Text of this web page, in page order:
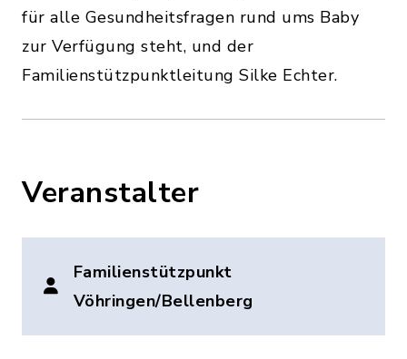
für alle Gesundheitsfragen rund ums Baby
zur Verfügung steht, und der
Familienstützpunktleitung Silke Echter.
Veranstalter
Familienstützpunkt
Vöhringen/Bellenberg